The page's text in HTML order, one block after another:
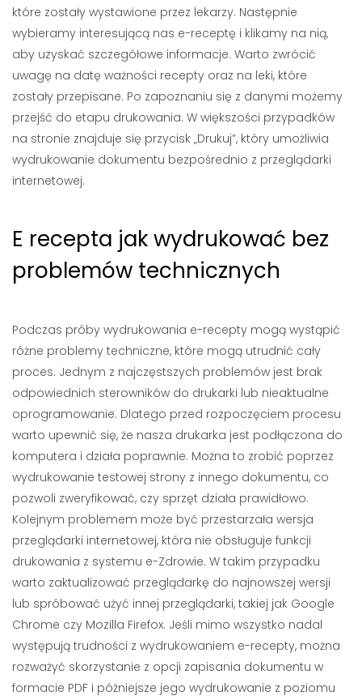
które zostały wystawione przez lekarzy. Następnie
wybieramy interesującą nas e-receptę i klikamy na nią,
aby uzyskać szczegółowe informacje. Warto zwrócić
uwagę na datę ważności recepty oraz na leki, które
zostały przepisane. Po zapoznaniu się z danymi możemy
przejść do etapu drukowania. W większości przypadków
na stronie znajduje się przycisk „Drukuj”, który umożliwia
wydrukowanie dokumentu bezpośrednio z przeglądarki
internetowej.
E recepta jak wydrukować bez
problemów technicznych
Podczas próby wydrukowania e-recepty mogą wystąpić
różne problemy techniczne, które mogą utrudnić cały
proces. Jednym z najczęstszych problemów jest brak
odpowiednich sterowników do drukarki lub nieaktualne
oprogramowanie. Dlatego przed rozpoczęciem procesu
warto upewnić się, że nasza drukarka jest podłączona do
komputera i działa poprawnie. Można to zrobić poprzez
wydrukowanie testowej strony z innego dokumentu, co
pozwoli zweryfikować, czy sprzęt działa prawidłowo.
Kolejnym problemem może być przestarzała wersja
przeglądarki internetowej, która nie obsługuje funkcji
drukowania z systemu e-Zdrowie. W takim przypadku
warto zaktualizować przeglądarkę do najnowszej wersji
lub spróbować użyć innej przeglądarki, takiej jak Google
Chrome czy Mozilla Firefox. Jeśli mimo wszystko nadal
występują trudności z wydrukowaniem e-recepty, można
rozważyć skorzystanie z opcji zapisania dokumentu w
formacie PDF i późniejsze jego wydrukowanie z poziomu